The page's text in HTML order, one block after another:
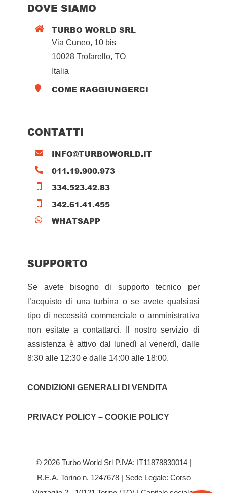
DOVE SIAMO
 TURBO WORLD SRL
Via Cuneo, 10 bis
10028 Trofarello, TO
Italia
 COME RAGGIUNGERCI
CONTATTI
 INFO@TURBOWORLD.IT
 011.19.900.973
 334.523.42.83
 342.61.41.455
 WHATSAPP
SUPPORTO
Se avete bisogno di supporto tecnico per
l’acquisto di una turbina o se avete qualsiasi
tipo di necessità commerciale o amministrativa
non esitate a contattarci. Il nostro servizio di
assistenza è attivo dal lunedì al venerdì, dalle
8:30 alle 12:30 e dalle 14:00 alle 18:00.
CONDIZIONI GENERALI DI VENDITA
PRIVACY POLICY – COOKIE POLICY
© 2026 Turbo World Srl P.IVA: IT11878830014 |
R.E.A. Torino n. 1247678 | Sede Legale: Corso